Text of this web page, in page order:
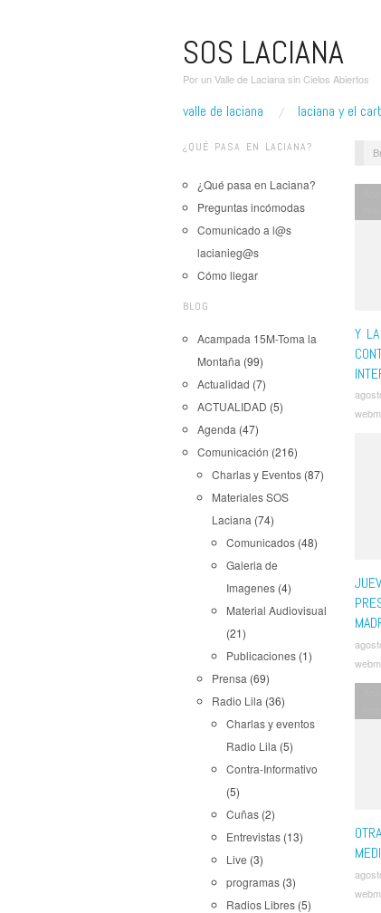
SOS LACIANA
Por un Valle de Laciana sin Cielos Abiertos
valle de laciana laciana y el
¿QUÉ PASA EN LACIANA?
¿Qué pasa en Laciana?
Preguntas incómodas
Comunicado a l@s
lacianieg@s
Cómo llegar
BLOG
Acampada 15M-Toma la
Montaña (99)
Actualidad (7)
ACTUALIDAD (5)
Agenda (47)
Comunicación (216)
Charlas y Eventos (87)
Materiales SOS
Laciana (74)
Comunicados (48)
Galeria de
Imagenes (4)
Material Audiovisual
(21)
Publicaciones (1)
Prensa (69)
Radio Lila (36)
Charlas y eventos
Radio Lila (5)
Contra-Informativo
(5)
Cuñas (2)
Entrevistas (13)
Live (3)
programas (3)
Radios Libres (5)
Y